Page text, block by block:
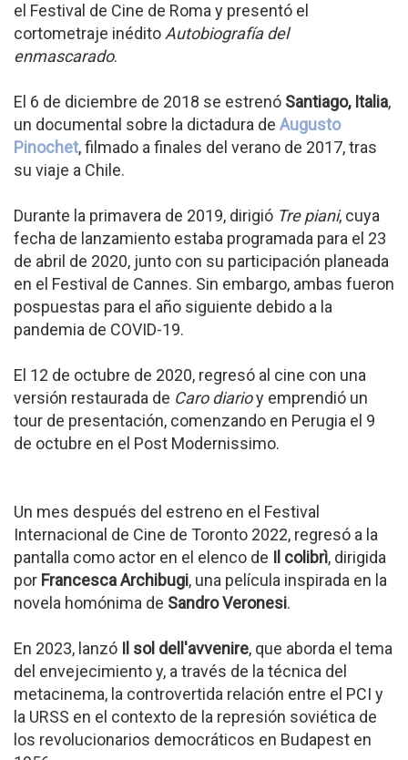
el Festival de Cine de Roma y presentó el
cortometraje inédito Autobiografía del
enmascarado.
El 6 de diciembre de 2018 se estrenó Santiago, Italia,
un documental sobre la dictadura de Augusto
Pinochet, filmado a finales del verano de 2017, tras
su viaje a Chile.
Durante la primavera de 2019, dirigió Tre piani, cuya
fecha de lanzamiento estaba programada para el 23
de abril de 2020, junto con su participación planeada
en el Festival de Cannes. Sin embargo, ambas fueron
pospuestas para el año siguiente debido a la
pandemia de COVID-19.
El 12 de octubre de 2020, regresó al cine con una
versión restaurada de Caro diarioy emprendió un
tour de presentación, comenzando en Perugia el 9
de octubre en el Post Modernissimo.
Un mes después del estreno en el Festival
Internacional de Cine de Toronto 2022, regresó a la
pantalla como actor en el elenco de Il colibrì, dirigida
por Francesca Archibugi, una película inspirada en la
novela homónima de Sandro Veronesi.
En 2023, lanzó Il sol dell'avvenire, que aborda el tema
del envejecimiento y, a través de la técnica del
metacinema, la controvertida relación entre el PCI y
la URSS en el contexto de la represión soviética de
los revolucionarios democráticos en Budapest en